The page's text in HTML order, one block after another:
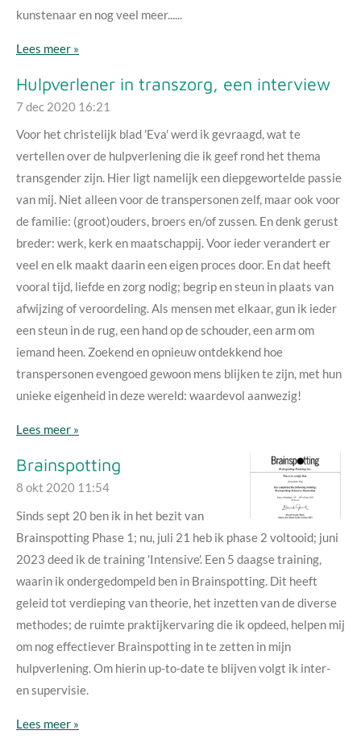
kunstenaar en nog veel meer......
Lees meer »
Hulpverlener in transzorg, een interview
7 dec 2020 16:21
Voor het christelijk blad 'Eva' werd ik gevraagd, wat te
vertellen over de hulpverlening die ik geef rond het thema
transgender zijn. Hier ligt namelijk een diepgewortelde passie
van mij. Niet alleen voor de transpersonen zelf, maar ook voor
de familie: (groot)ouders, broers en/of zussen. En denk gerust
breder: werk, kerk en maatschappij. Voor ieder verandert er
veel en elk maakt daarin een eigen proces door. En dat heeft
vooral tijd, liefde en zorg nodig; begrip en steun in plaats van
afwijzing of veroordeling. Als mensen met elkaar, gun ik ieder
een steun in de rug, een hand op de schouder, een arm om
iemand heen. Zoekend en opnieuw ontdekkend hoe
transpersonen evengoed gewoon mens blijken te zijn, met hun
unieke eigenheid in deze wereld: waardevol aanwezig!
Lees meer »
Brainspotting
8 okt 2020 11:54
Sinds sept 20 ben ik in het bezit van
Brainspotting Phase 1; nu, juli 21 heb ik phase 2 voltooid; juni
2023 deed ik de training 'Intensive'. Een 5 daagse training,
waarin ik ondergedompeld ben in Brainspotting. Dit heeft
geleid tot verdieping van theorie, het inzetten van de diverse
methodes; de ruimte praktijkervaring die ik opdeed, helpen mij
om nog effectiever Brainspotting in te zetten in mijn
hulpverlening. Om hierin up-to-date te blijven volgt ik inter-
en supervisie.
Lees meer »